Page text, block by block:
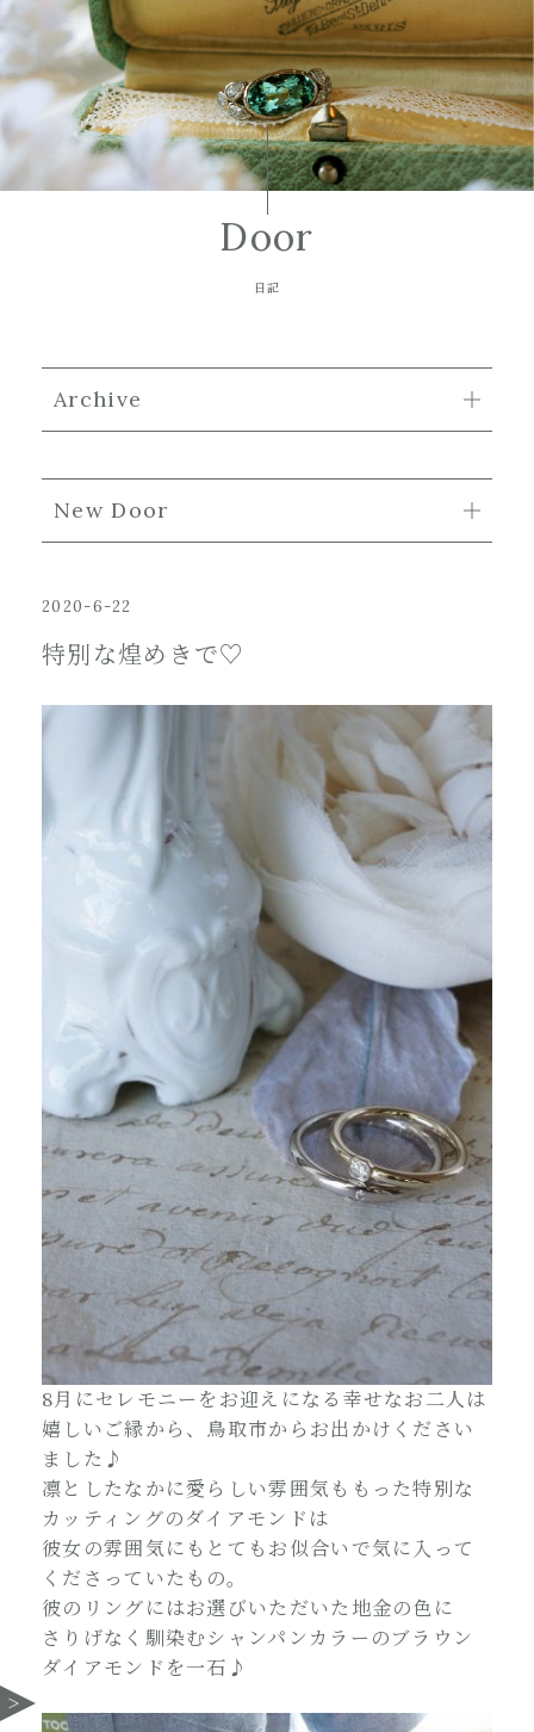
Door
日記
Archive
New Door
2020-6-22
特別な煌めきで♡
8月にセレモニーをお迎えになる幸せなお二人は
嬉しいご縁から、鳥取市からお出かけください
ました♪
凛としたなかに愛らしい雰囲気ももった特別な
カッティングのダイアモンドは
彼女の雰囲気にもとてもお似合いで気に入って
くださっていたもの。
彼のリングにはお選びいただいた地金の色に
さりげなく馴染むシャンパンカラーのブラウン
ダイアモンドを一石♪